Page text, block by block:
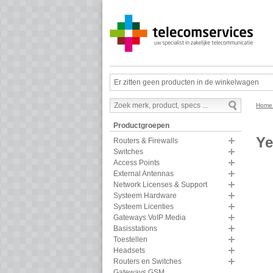
Er zitten geen producten in de winkelwagen
Productgroepen
Routers & Firewalls
Switches
Access Points
External Antennas
Network Licenses & Support
Systeem Hardware
Systeem Licenties
Gateways VoIP Media
Basisstations
Toestellen
Headsets
Routers en Switches
Home